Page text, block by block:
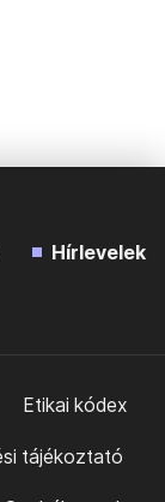
Hírlevelek
Etikai kódex
tájékoztató